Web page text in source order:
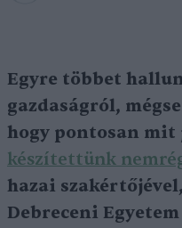
Egyre többet
gazdaságról,
hogy pontosan mit
készítettünk
hazai
Debreceni